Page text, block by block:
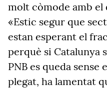
molt còmode amb el
«Estic segur que
estan esperant el
perquè si Catalunya
PNB es queda
plegat, ha lamentat